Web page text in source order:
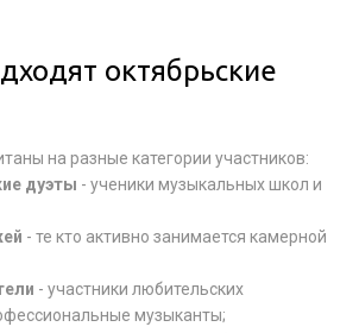
октябрьские
на разные категории участников:
дуэты - ученики музыкальных школ и
- те кто активно занимается камерной
- участники любительских
музыканты;